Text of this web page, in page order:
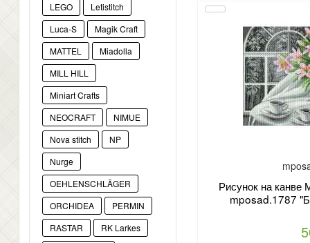
LEGO
Letistitch
Luca-S
Magik Craft
MATTEL
Miadolla
MILL HILL
Miniart Crafts
NEOCRAFT
NIMUE
Nova stitch
NP
Nurge
OEHLENSCHLÄGER
ORCHIDEA
PERMIN
RASTAR
RK Larkes
Рисунок на канве
mposad.1787